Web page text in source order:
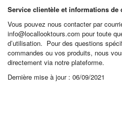
Service clientèle et informations de
Vous pouvez nous contacter par
info@locallooktours.com pour toute
d’utilisation. Pour des questions
commandes ou vos produits, nous
directement via notre plateforme.
Dernière mise à jour : 06/09/2021